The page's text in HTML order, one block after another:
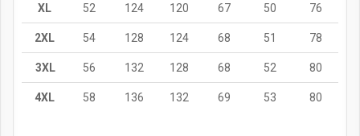
XL 52 124 120 67 50 76
2XL 54 128 124 68 51 78
3XL 56 132 128 68 52 80
4XL 58 136 132 69 53 80